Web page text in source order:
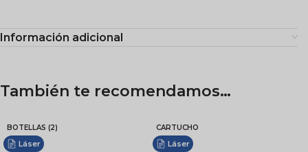
Información adicional
También te recomendamos…
BOTELLAS (2)
Láser
CARTUCHO
Láser